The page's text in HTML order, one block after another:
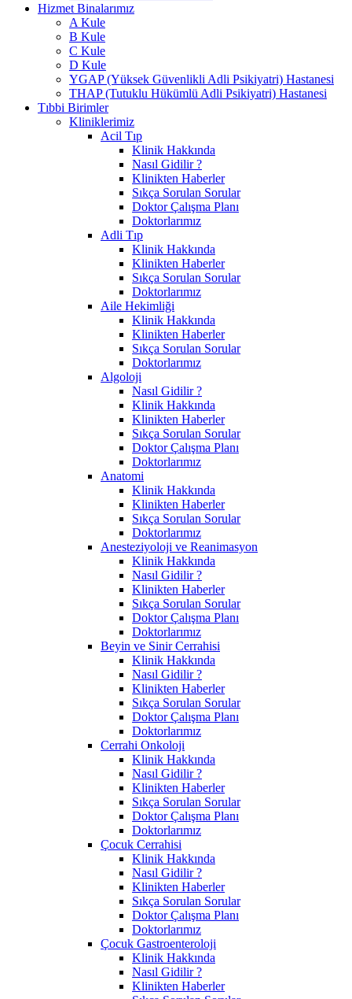
Hizmet Binalarımız
A Kule
B Kule
C Kule
D Kule
YGAP (Yüksek Güvenlikli Adli Psikiyatri) Hastanesi
THAP (Tutuklu Hükümlü Adli Psikiyatri) Hastanesi
Tıbbi Birimler
Kliniklerimiz
Acil Tıp
Klinik Hakkında
Nasıl Gidilir ?
Klinikten Haberler
Sıkça Sorulan Sorular
Doktor Çalışma Planı
Doktorlarımız
Adli Tıp
Klinik Hakkında
Klinikten Haberler
Sıkça Sorulan Sorular
Doktorlarımız
Aile Hekimliği
Klinik Hakkında
Klinikten Haberler
Sıkça Sorulan Sorular
Doktorlarımız
Algoloji
Nasıl Gidilir ?
Klinik Hakkında
Klinikten Haberler
Sıkça Sorulan Sorular
Doktor Çalışma Planı
Doktorlarımız
Anatomi
Klinik Hakkında
Klinikten Haberler
Sıkça Sorulan Sorular
Doktorlarımız
Anesteziyoloji ve Reanimasyon
Klinik Hakkında
Nasıl Gidilir ?
Klinikten Haberler
Sıkça Sorulan Sorular
Doktor Çalışma Planı
Doktorlarımız
Beyin ve Sinir Cerrahisi
Klinik Hakkında
Nasıl Gidilir ?
Klinikten Haberler
Sıkça Sorulan Sorular
Doktor Çalışma Planı
Doktorlarımız
Cerrahi Onkoloji
Klinik Hakkında
Nasıl Gidilir ?
Klinikten Haberler
Sıkça Sorulan Sorular
Doktor Çalışma Planı
Doktorlarımız
Çocuk Cerrahisi
Klinik Hakkında
Nasıl Gidilir ?
Klinikten Haberler
Sıkça Sorulan Sorular
Doktor Çalışma Planı
Doktorlarımız
Çocuk Gastroenteroloji
Klinik Hakkında
Nasıl Gidilir ?
Klinikten Haberler